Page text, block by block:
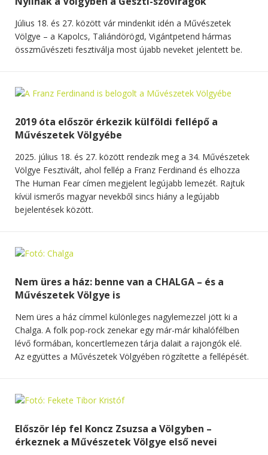
Július 18. és 27. között vár mindenkit idén a Művészetek
Völgye – a Kapolcs, Taliándörögd, Vigántpetend hármas
összművészeti fesztiválja most újabb neveket jelentett be.
2019 óta először érkezik külföldi fellépő a
Művészetek Völgyébe
2025. július 18. és 27. között rendezik meg a 34. Művészetek
Völgye Fesztivált, ahol fellép a Franz Ferdinand és elhozza
The Human Fear címen megjelent legújabb lemezét. Rajtuk
kívül ismerős magyar nevekből sincs hiány a legújabb
bejelentések között.
Nem üres a ház: benne van a CHALGA – és a
Művészetek Völgye is
Nem üres a ház címmel különleges nagylemezzel jött ki a
Chalga. A folk pop-rock zenekar egy már-már kihalófélben
lévő formában, koncertlemezen tárja dalait a rajongók elé.
Az együttes a Művészetek Völgyében rögzítette a fellépését.
Először lép fel Koncz Zsuzsa a Völgyben –
érkeznek a Művészetek Völgye első nevei